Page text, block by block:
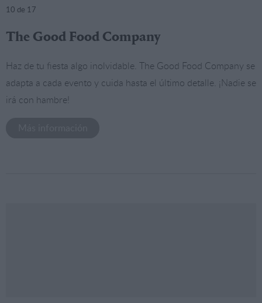
10 de 17
The Good Food Company
Haz de tu fiesta algo inolvidable. The Good Food Company se
adapta a cada evento y cuida hasta el último detalle. ¡Nadie se
irá con hambre!